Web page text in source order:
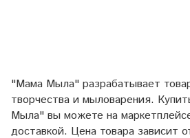
"Мама Мыла" разрабатывает
творчества и мыловарения.
Мыла" вы можете на
доставкой. Цена товара зависит